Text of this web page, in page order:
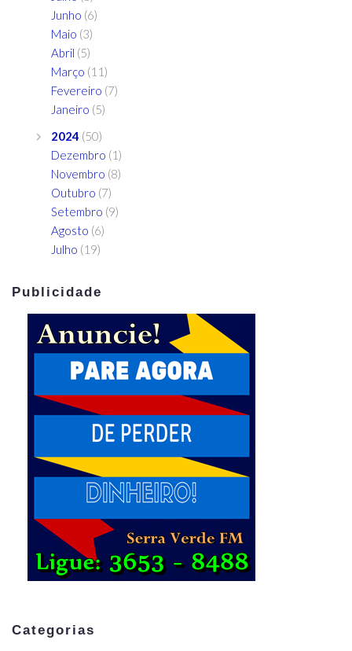
Junho (6)
Maio (3)
Abril (5)
Março (11)
Fevereiro (7)
Janeiro (5)
2024 (50)
Dezembro (1)
Novembro (8)
Outubro (7)
Setembro (9)
Agosto (6)
Julho (19)
Publicidade
Categorias